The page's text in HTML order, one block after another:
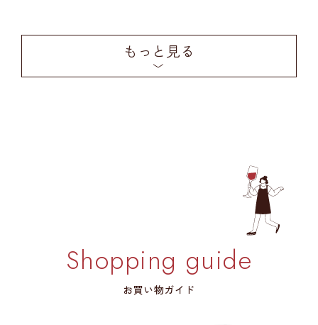
もっと見る
Shopping guide
お買い物ガイド